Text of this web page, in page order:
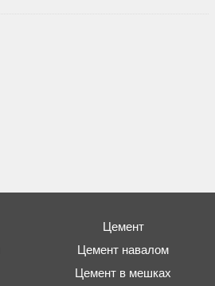
Цемент
Цемент навалом
Цемент в мешках